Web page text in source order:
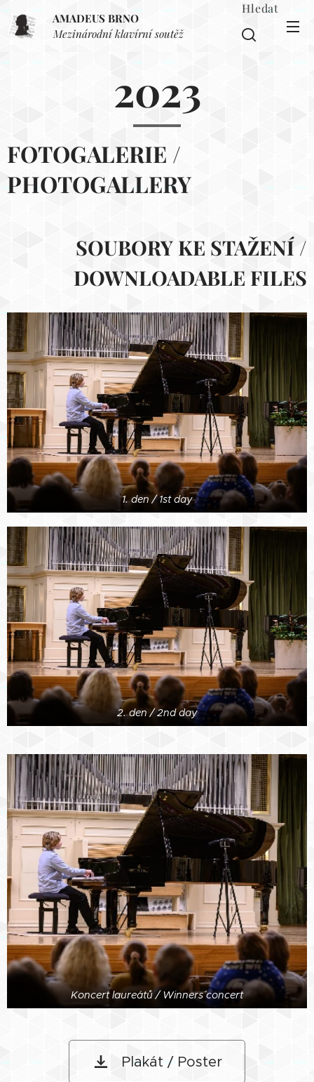
AMADEUS BRNO
Mezinárodní klavírní soutěž
Hledat
2023
FOTOGALERIE /
PHOTOGALLERY
SOUBORY KE STAŽENÍ /
DOWNLOADABLE FILES
1. den / 1st day
2. den / 2nd day
Koncert laureátů / Winners´ concert
Plakát / Poster